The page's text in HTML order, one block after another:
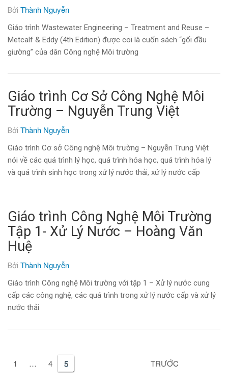
Bởi Thành Nguyễn
Giáo trình Wastewater Engineering – Treatment and Reuse –
Metcalf & Eddy (4th Edition) được coi là cuốn sách “gối đầu
giường” của dân Công nghệ Môi trường
Giáo trình Cơ Sở Công Nghệ Môi
Trường – Nguyễn Trung Việt
Bởi Thành Nguyễn
Giáo trình Cơ sở Công nghệ Môi trường – Nguyễn Trung Việt
nói về các quá trình lý học, quá trình hóa học, quá trình hóa lý
và quá trình sinh học trong xử lý nước thải, xử lý nước cấp
Giáo trình Công Nghệ Môi Trường
Tập 1- Xử Lý Nước – Hoàng Văn
Huệ
Bởi Thành Nguyễn
Giáo trình Công nghệ Môi trường với tập 1 – Xử lý nước cung
cấp các công nghệ, các quá trình trong xử lý nước cấp và xử lý
nước thải
TRƯỚC
1 … 4 5